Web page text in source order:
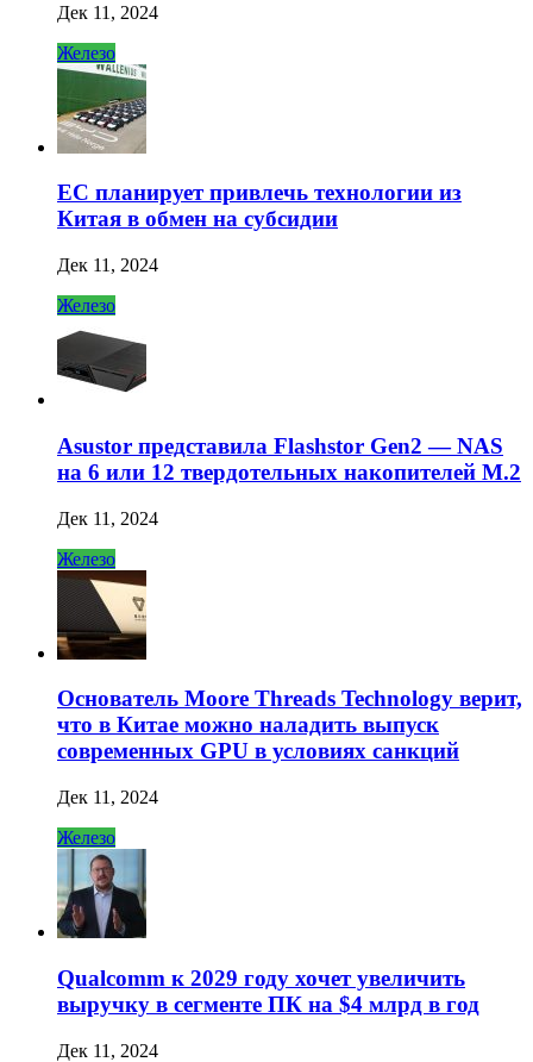
Дек 11, 2024
Железо
ЕС планирует привлечь технологии из
Китая в обмен на субсидии
Дек 11, 2024
Железо
Asustor представила Flashstor Gen2 — NAS
на 6 или 12 твердотельных накопителей M.2
Дек 11, 2024
Железо
Основатель Moore Threads Technology верит,
что в Китае можно наладить выпуск
современных GPU в условиях санкций
Дек 11, 2024
Железо
Qualcomm к 2029 году хочет увеличить
выручку в сегменте ПК на $4 млрд в год
Дек 11, 2024